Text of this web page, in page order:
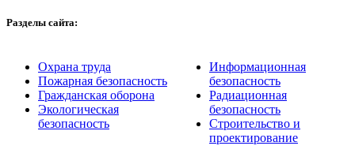
Разделы сайта:
Охрана труда
Пожарная безопасность
Гражданская оборона
Экологическая
безопасность
Информационная
безопасность
Радиационная
безопасность
Строительство и
проектирование